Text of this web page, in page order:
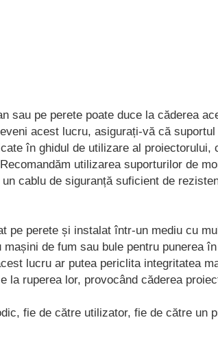
sau pe perete poate duce la căderea
acest lucru, asigurați-vă că
în ghidul de utilizare al proiectorului,
utilizarea suporturilor de
cablu de siguranță suficient de
pe perete și instalat într-un mediu cu
de fum sau bule pentru punerea
lucru ar putea periclita integritatea
la ruperea lor, provocând căderea
fie de către utilizator, fie de către un